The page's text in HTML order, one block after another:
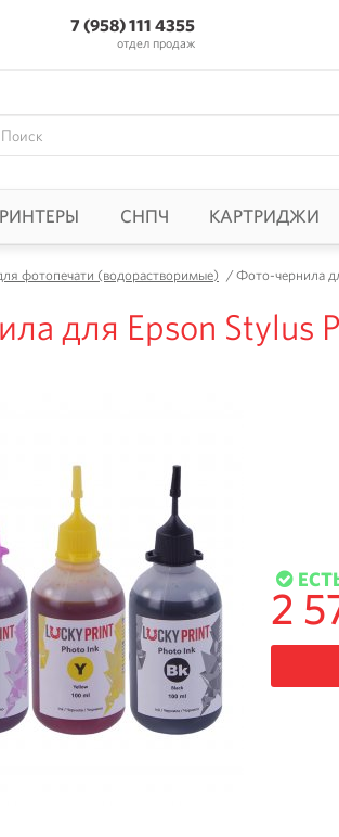
7 (958) 111 4355
отдел продаж
СНПЧ КАРТРИДЖИ
фотопечати (водорастворимые) /Фото-чернила
для Epson Stylus
2